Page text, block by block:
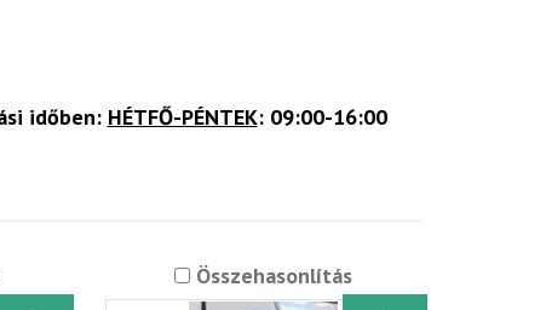
időben: HÉTFŐ-PÉNTEK: 09:00-16:00
Összehasonlítás